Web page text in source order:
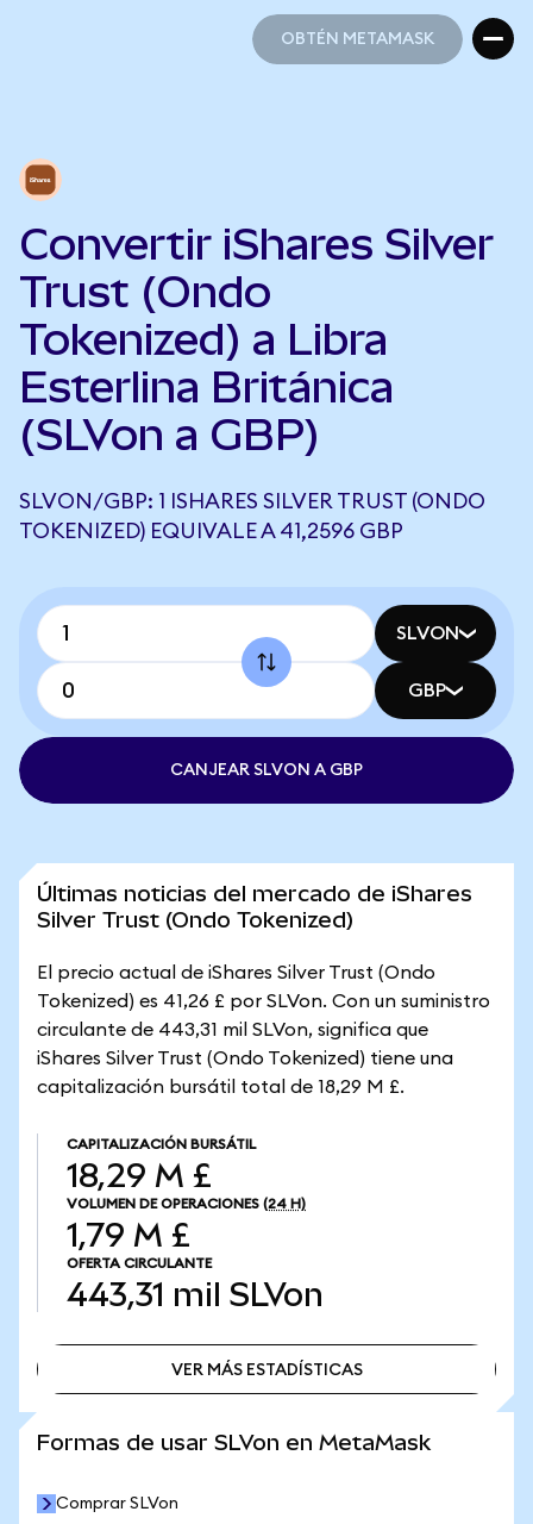
OBTÉN METAMASK
Convertir iShares Silver
Trust (Ondo
Tokenized) a Libra
Esterlina Británica
(SLVon a GBP)
SLVON/GBP: 1 ISHARES SILVER TRUST (ONDO
TOKENIZED) EQUIVALE A 41,2596 GBP
SLVON
GBP
CANJEAR SLVON A GBP
Últimas noticias del mercado de iShares
Silver Trust (Ondo Tokenized)
El precio actual de iShares Silver Trust (Ondo
Tokenized) es 41,26 £ por SLVon. Con un suministro
circulante de 443,31 mil SLVon, significa que
iShares Silver Trust (Ondo Tokenized) tiene una
capitalización bursátil total de 18,29 M £.
CAPITALIZACIÓN BURSÁTIL
18,29 M £
VOLUMEN DE OPERACIONES (24 H)
1,79 M £
OFERTA CIRCULANTE
443,31 mil SLVon
VER MÁS ESTADÍSTICAS
Formas de usar SLVon en MetaMask
Comprar SLVon